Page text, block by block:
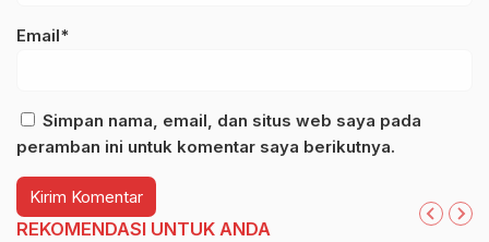
Email*
Simpan nama, email, dan situs web saya pada
peramban ini untuk komentar saya berikutnya.
REKOMENDASI UNTUK ANDA